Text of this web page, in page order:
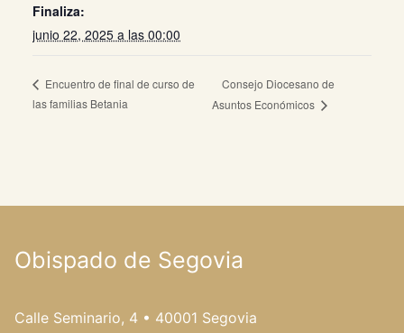
Finaliza:
junio 22, 2025 a las 00:00
Encuentro de final de curso de
las familias Betania
Consejo Diocesano de
Asuntos Económicos
Obispado de Segovia
Calle Seminario, 4 • 40001 Segovia